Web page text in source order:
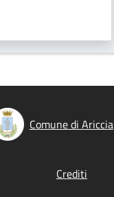
Comune di Ariccia
Crediti